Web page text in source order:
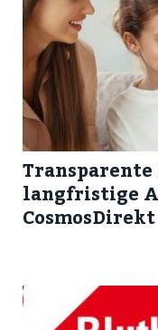
Transparente
langfristige